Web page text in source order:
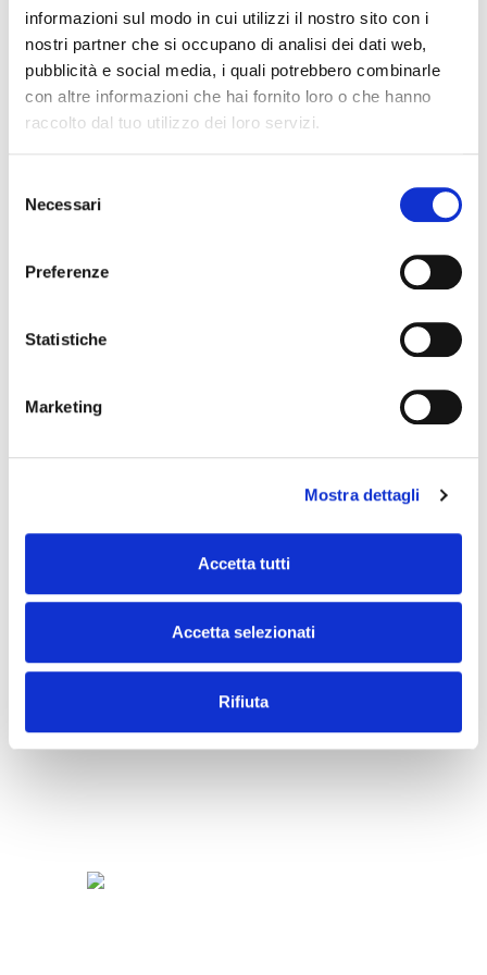
informazioni sul modo in cui utilizzi il nostro sito con i
nostri partner che si occupano di analisi dei dati web,
pubblicità e social media, i quali potrebbero combinarle
con altre informazioni che hai fornito loro o che hanno
raccolto dal tuo utilizzo dei loro servizi.
delNecessari
Preferenze
Statistiche
Marketing
Mostra dettagli
Accetta tutti
Accetta selezionati
Rifiuta
CREMA
CAFFÈ